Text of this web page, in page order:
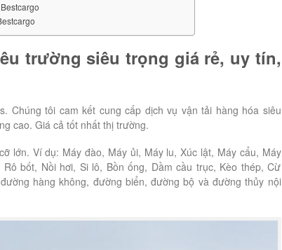
trường siêu trọng giá rẻ, uy tín,
Chúng tôi cam kết cung cấp dịch vụ vận tải hàng hóa siêu
cao. Giá cả tốt nhất thị trường.
lớn. Ví dụ: Máy đào, Máy ủi, Máy lu, Xúc lật, Máy cẩu, Máy
bốt, Nồi hơi, Si lô, Bồn ống, Dầm cầu trục, Kèo thép, Cừ
hàng không, đường biển, đường bộ và đường thủy nội